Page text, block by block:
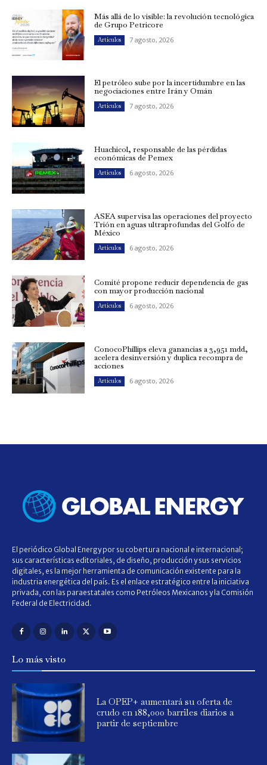
Más allá de lo visible: la revolución tecnológica
de Grupo Petricore
Artículos 7 agosto, 2026
El petróleo sube por la incertidumbre en las
negociaciones entre Irán y Omán
Artículos 7 agosto, 2026
Huachicol, responsable de las pérdidas
económicas de Pemex
Artículos 6 agosto, 2026
ASEA supervisa las operaciones del proyecto
Trión en aguas ultraprofundas del Golfo de
México
Artículos 6 agosto, 2026
Comité propone reducir dependencia de gas
con mayor producción nacional
Artículos 6 agosto, 2026
ConocoPhillips eleva ganancias a 3,951 mdd,
acelera desinversión y duplica recompra de
acciones
Artículos 6 agosto, 2026
El periódico Global Energy por su cobertura nacional e internacional;
sus características editoriales, de diseño, producción y sus servicios
digitales, es la mejor herramienta de comunicación existente para la
industria energética del país. Es el enlace estratégico entre la iniciativa
privada, con las paraestatales como Petróleos Mexicanos y la Comisión
Federal de Electricidad.
Lo más visto
La OPEP+ aumentará su oferta de
crudo en 188,000 barriles diarios a
partir de septiembre